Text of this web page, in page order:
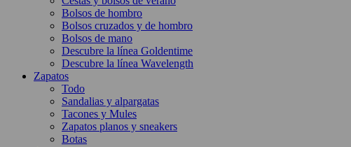
Bolsos de hombro
Bolsos cruzados y de hombro
Bolsos de mano
Descubre la línea Goldentime
Descubre la línea Wavelength
Zapatos
Todo
Sandalias y alpargatas
Tacones y Mules
Zapatos planos y sneakers
Botas